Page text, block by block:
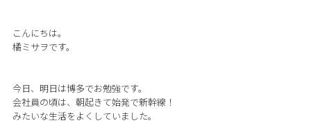
こんにちは。
橘ミサヲです。
今日、明日は博多でお勉強です。
会社員の頃は、朝起きて始発で新幹線！
みたいな生活をよくしていました。